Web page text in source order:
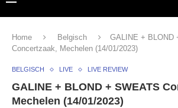
Home Belgisch
GALINE + BLOND
Concertzaak, Mechelen (14/01/2023)
BELGISCH LIVE LIVE REVIEW
GALINE + BLOND + SWEATS
Mechelen (14/01/2023)